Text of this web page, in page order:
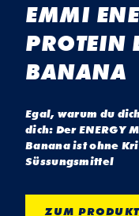
EMMI
PROTEIN
BANANA
Egal, warum du
dich: Der ENERGY
Banana ist ohne
Süssungsmittel
ZUM PRODUKT